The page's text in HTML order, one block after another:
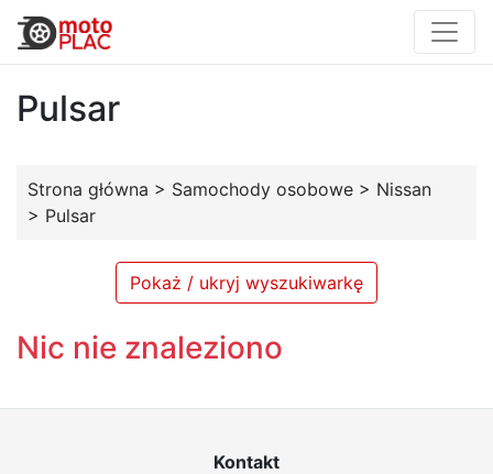
Pulsar
Strona główna > Samochody osobowe > Nissan
> Pulsar
Pokaż / ukryj wyszukiwarkę
Nic nie znaleziono
Kontakt